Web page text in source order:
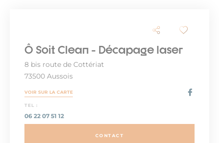
Ô Soit Clean - Décapage laser
8 bis route de Cottériat
73500 Aussois
VOIR SUR LA CARTE
TEL :
06 22 07 51 12
CONTACT